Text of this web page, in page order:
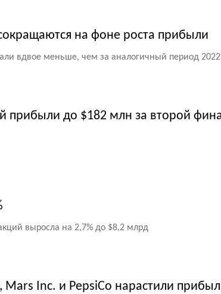
на фоне роста прибыли
вдвое меньше, чем за аналогичный период 2022
прибыли до $182 млн за второй
выросла на 2,7% до $8,2 млрд
Inc. и PepsiCo нарастили